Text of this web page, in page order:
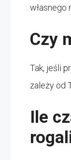
własnego
Czy
Tak, jeśli
zależy od
Ile